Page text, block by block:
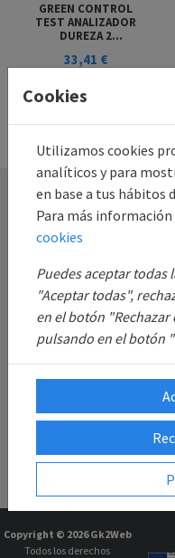
GREEN CONTROL
TEST ANALIZADOR
DUREZA 2
33,41 €
Destacado
Información
Mi Cuenta
Sobre Nosotros
Copyright © 2026Gk2Web
Todos los derechos
Cookies
Utilizamos cookies
analíticos y para
en base a tus hábitos
Para más
cookies
Puedes aceptar todas
"Aceptar todas",
en el botón
pulsando en el botón